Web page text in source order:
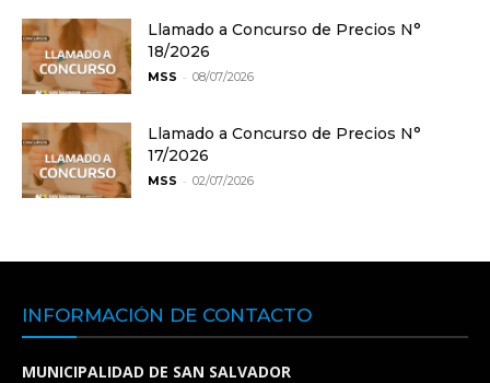
Llamado a Concurso de Precios N°
18/2026
MSS - 08/07/2026
Llamado a Concurso de Precios N°
17/2026
MSS - 02/07/2026
INFORMACIÓN DE CONTACTO
MUNICIPALIDAD DE SAN SALVADOR